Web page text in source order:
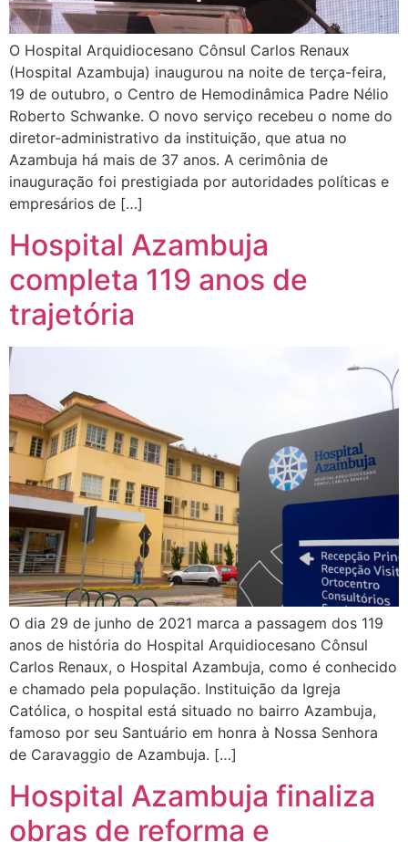
O Hospital Arquidiocesano Cônsul Carlos Renaux
(Hospital Azambuja) inaugurou na noite de terça-feira,
19 de outubro, o Centro de Hemodinâmica Padre Nélio
Roberto Schwanke. O novo serviço recebeu o nome do
diretor-administrativo da instituição, que atua no
Azambuja há mais de 37 anos. A cerimônia de
inauguração foi prestigiada por autoridades políticas e
empresários de […]
Hospital Azambuja
completa 119 anos de
trajetória
O dia 29 de junho de 2021 marca a passagem dos 119
anos de história do Hospital Arquidiocesano Cônsul
Carlos Renaux, o Hospital Azambuja, como é conhecido
e chamado pela população. Instituição da Igreja
Católica, o hospital está situado no bairro Azambuja,
famoso por seu Santuário em honra à Nossa Senhora
de Caravaggio de Azambuja. […]
Hospital Azambuja finaliza
obras de reforma e